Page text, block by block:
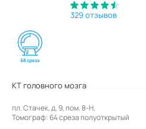
329 отзывов
КТ головного мозга
пл. Стачек, д. 9, пом. 8-Н.
Томограф: 64 среза полуоткрытый